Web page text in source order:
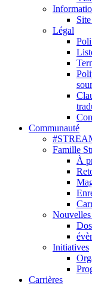
Légal
Communauté
Famille
À
Nouvelles
Initiatives
Carrières